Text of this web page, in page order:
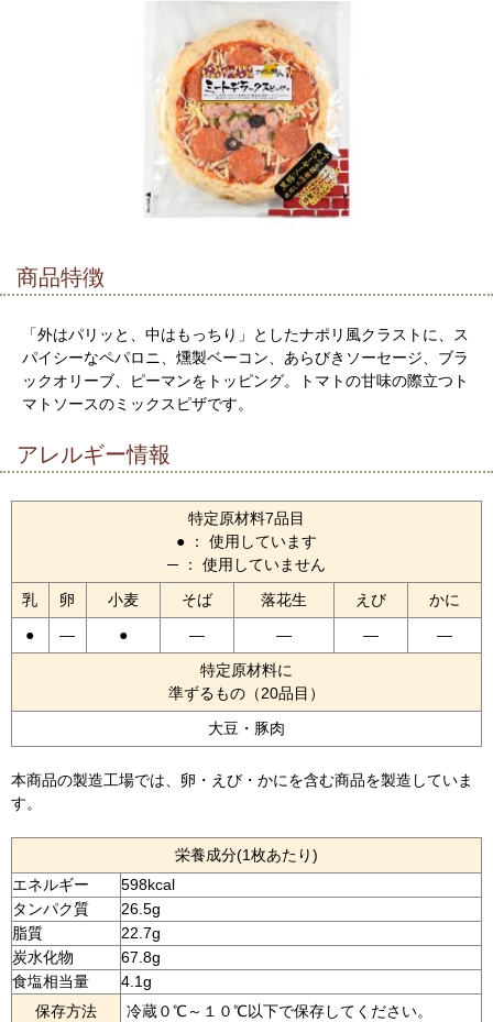
商品特徴
「外はパリッと、中はもっちり」としたナポリ風クラストに、ス
パイシーなペパロニ、燻製ベーコン、あらびきソーセージ、ブラ
ックオリーブ、ピーマンをトッピング。トマトの甘味の際立つト
マトソースのミックスピザです。
アレルギー情報
特定原材料7品目
● ： 使用しています
─ ： 使用していません
乳
卵 小麦 そば 落花生 えび
かに
●
— ● — — —
—
特定原材料に
準ずるもの（20品目）
大豆・豚肉
本商品の製造工場では、卵・えび・かにを含む商品を製造していま
す。
栄養成分(1枚あたり)
エネルギー
598kcal
タンパク質
26.5g
脂質
22.7g
炭水化物
67.8g
食塩相当量
4.1g
保存方法
冷蔵０℃～１０℃以下で保存してください。